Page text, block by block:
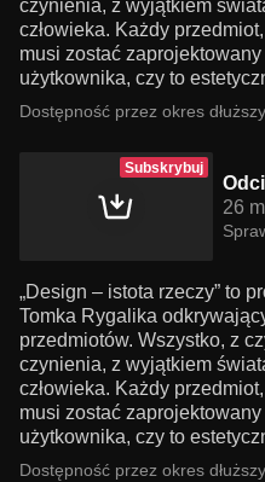
czynienia, z wyjątkiem
człowieka. Każdy
musi zostać zaprojektowany
użytkownika, czy to
Dostępność przez okres
Subskrybuj
26
„Design – istota rzeczy” to
Tomka Rygalika
przedmiotów. Wszystko, z
czynienia, z wyjątkiem
człowieka. Każdy
musi zostać zaprojektowany
użytkownika, czy to
Dostępność przez okres